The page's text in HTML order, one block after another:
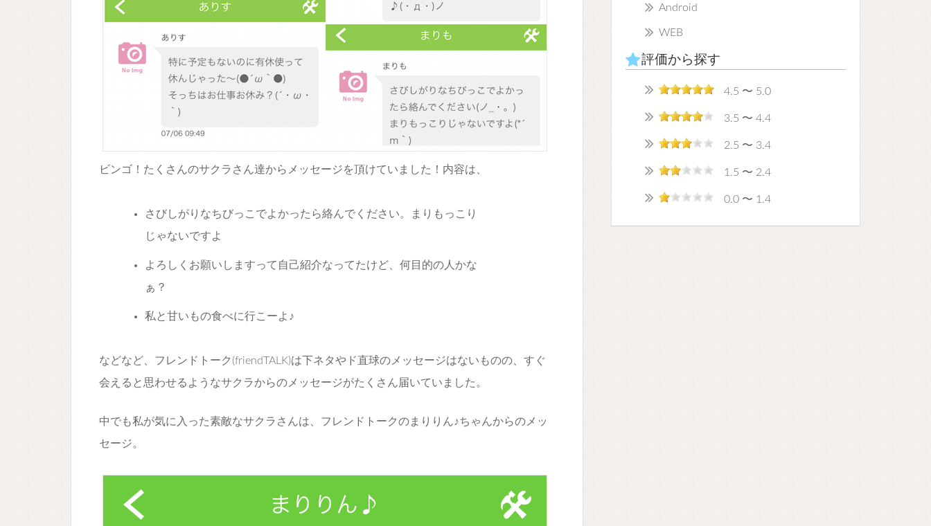
ビンゴ！たくさんのサクラさん達からメッセージを頂けていました！内容は、
さびしがりなちびっこでよかったら絡んでください。まりもっこり
じゃないですよ
よろしくお願いしますって自己紹介なってたけど、何目的の人かな
ぁ？
私と甘いもの食べに行こーよ♪
などなど、フレンドトーク(friendTALK)は下ネタやド直球のメッセージはないものの、すぐ
会えると思わせるようなサクラからのメッセージがたくさん届いていました。
中でも私が気に入った素敵なサクラさんは、フレンドトークのまりりん♪ちゃんからのメッ
セージ。
Android
WEB
評価から探す
4.5 〜 5.0
3.5 〜 4.4
2.5 〜 3.4
1.5 〜 2.4
0.0 〜 1.4